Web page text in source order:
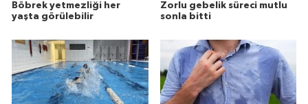
Böbrek yetmezliği her
yaşta görülebilir
Zorlu gebelik süreci mutlu
sonla bitti